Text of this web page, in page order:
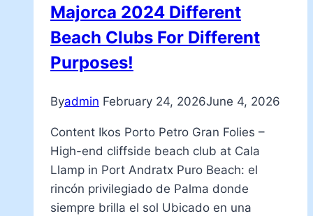
El
tiempo
en
Muros
Nalón
Majorca 2024 Different
Beach Clubs For Different
Purposes!
Byadmin February 24, 2026June 4, 2026
Content Ikos Porto Petro Gran Folies –
High-end cliffside beach club at Cala
Llamp in Port Andratx Puro Beach: el
rincón privilegiado de Palma donde
siempre brilla el sol Ubicado en una